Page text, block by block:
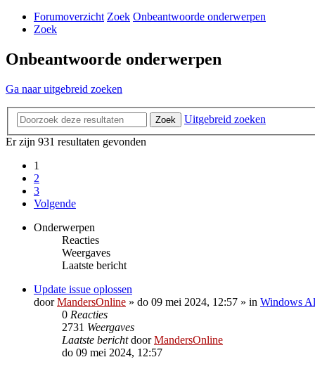
Forumoverzicht Zoek Onbeantwoorde onderwerpen
Zoek
Onbeantwoorde onderwerpen
Ga naar uitgebreid zoeken
Zoek
Uitgebreid zoeken
Er zijn 931 resultaten gevonden
1
2
3
Volgende
Onderwerpen
Reacties
Weergaves
Laatste bericht
Update issue oplossen
doorMandersOnline » do 09 mei 2024, 12:57 » in Windows
0 Reacties
2731 Weergaves
Laatste berichtdoorMandersOnline
do 09 mei 2024, 12:57